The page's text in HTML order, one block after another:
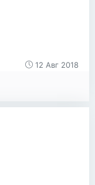
12 Авг 2018